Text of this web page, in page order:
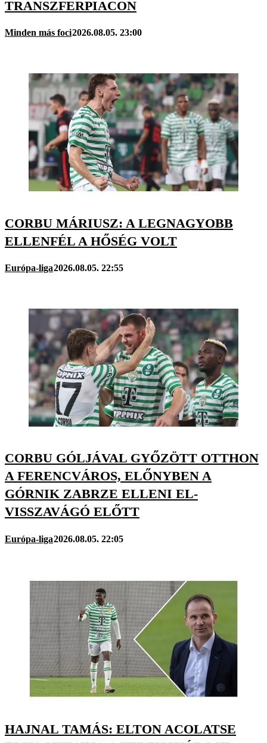
TRANSZFERPIACON
Minden más foci2026.08.05. 23:00
CORBU MÁRIUSZ: A LEGNAGYOBB
ELLENFÉL A HŐSÉG VOLT
Európa-liga2026.08.05. 22:55
CORBU GÓLJÁVAL GYŐZÖTT OTTHON
A FERENCVÁROS, ELŐNYBEN A
GÓRNIK ZABRZE ELLENI EL-
VISSZAVÁGÓ ELŐTT
Európa-liga2026.08.05. 22:05
HAJNAL TAMÁS: ELTON ACOLATSE